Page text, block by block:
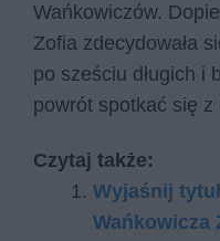
Wańkowiczów.
Zofia zdecydowała
po sześciu długich i
powrót spotkać się
Czytaj także:
Wyjaśnij
Wańkowicza